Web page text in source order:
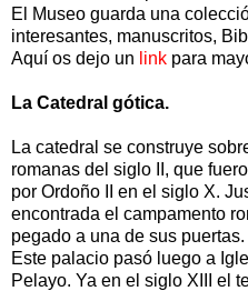
El Museo guarda una
interesantes, manuscritos,
Aquí os dejo un link para
La Catedral gótica.
La catedral se construye
romanas del siglo II, que
por Ordoño II en el siglo X.
encontrada el campamento
pegado a una de sus puertas.
Este palacio pasó luego a
Pelayo. Ya en el siglo XIII el